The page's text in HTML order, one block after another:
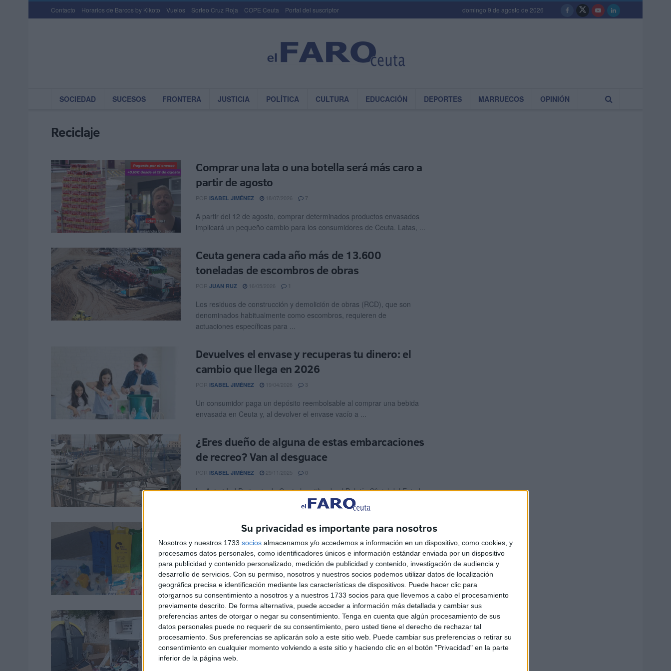
Su privacidad es importante para nosotros
Nosotros y nuestros 1733 socios almacenamos y/o accedemos a información en un dispositivo, como cookies, y
procesamos datos personales, como identificadores únicos e información estándar enviada por un dispositivo
para publicidad y contenido personalizado, medición de publicidad y contenido, investigación de audiencia y
desarrollo de servicios. Con su permiso, nosotros y nuestros socios podemos utilizar datos de localización
geográfica precisa e identificación mediante las características de dispositivos. Puede hacer clic para
otorgarnos su consentimiento a nosotros y a nuestros 1733 socios para que llevemos a cabo el procesamiento
previamente descrito. De forma alternativa, puede acceder a información más detallada y cambiar sus
preferencias antes de otorgar o negar su consentimiento. Tenga en cuenta que algún procesamiento de sus
datos personales puede no requerir de su consentimiento, pero usted tiene el derecho de rechazar tal
procesamiento. Sus preferencias se aplicarán solo a este sitio web. Puede cambiar sus preferencias o retirar su
consentimiento en cualquier momento volviendo a este sitio y haciendo clic en el botón "Privacidad" en la parte
inferior de la página web.
Contacto Horarios de Barcos by Kikoto Vuelos Sorteo Cruz Roja COPE Ceuta Portal del suscriptor domingo 9 de agosto de 2026
SOCIEDAD SUCESOS FRONTERA JUSTICIA POLÍTICA CULTURA EDUCACIÓN DEPORTES MARRUECOS OPINIÓN
Reciclaje
Comprar una lata o una botella será más caro a
partir de agosto
POR ISABEL JIMÉNEZ 18/07/2026 7
A partir del 12 de agosto, comprar determinados productos envasados
implicará un pequeño cambio para los consumidores de Ceuta. Latas, ...
Ceuta genera cada año más de 13.600
toneladas de escombros de obras
POR JUAN RUZ 1
Los residuos de construcción y demolición de obras (RCD), que son
denominados habitualmente como escombros, requieren de
actuaciones específicas para ...
Devuelves el envase y recuperas tu dinero: el
cambio que llega en 2026
POR ISABEL JIMÉNEZ 3
Un consumidor paga un depósito reembolsable al comprar una bebida
envasada en Ceuta y, al devolver el envase vacío a ...
¿Eres dueño de alguna de estas embarcaciones
de recreo? Van al desguace
POR ISABEL JIMÉNEZ 0
La Autoridad Portuaria de Ceuta ha utilizado el Boletín Oficial del Estado
(BOE) para notificar a los propietarios de seis ...
Los ceutíes reciclan 2.000 toneladas de basura
en el último año
POR MARÍA VALVERDE 03/11/2025 1
Los vecinos de Ceuta sí reciclan. Al menos así lo demuestran las 2.000
toneladas que los locales han depositado en ...
La Ciudad defiende la total transparencia en el
contrato de contenedores de ropa y aceite
POR CARMEN ECHARRI 21/10/2025 0